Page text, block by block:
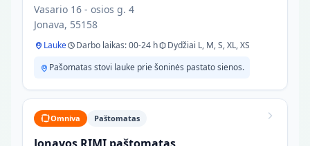
Vasario 16 - osios g. 4
Jonava, 55158
Lauke Darbo laikas: 00-24 h
Dydžiai L, M, S, XL, XS
Pašomatas stovi lauke prie šoninės pastato sienos.
Omniva Paštomatas